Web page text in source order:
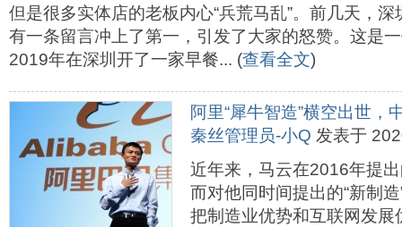
但是很多实体店的老板内心“兵荒马乱”。前几天，
有一条留言冲上了第一，引发了大家的怒赞。这是
2019年在深圳开了一家早餐... (查看全文)
阿里“犀牛智造”横空出世，
秦丝管理员-小Q 发表于
近年来，马云在2016年提
而对他同时间提出的“新制
把制造业优势和互联网发展